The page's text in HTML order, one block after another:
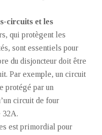
circuits et les
qui protègent les
sont essentiels pour
du disjoncteur doit être
Par exemple, un circuit
protégé par un
circuit de four
32A.
est primordial pour